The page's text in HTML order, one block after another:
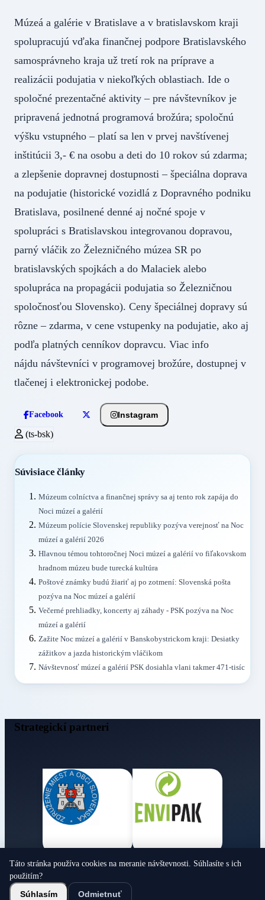
Múzeá a galérie v Bratislave a v bratislavskom kraji
spolupracujú vďaka finančnej podpore Bratislavského
samosprávneho kraja už tretí rok na príprave a
realizácii podujatia v niekoľkých oblastiach. Ide o
spoločné prezentačné aktivity – pre návštevníkov je
pripravená jednotná programová brožúra; spoločnú
výšku vstupného – platí sa len v prvej navštívenej
inštitúcii 3,- € na osobu a deti do 10 rokov sú zdarma;
a zlepšenie dopravnej dostupnosti – špeciálna doprava
na podujatie (historické vozidlá z Dopravného podniku
Bratislava, posilnené denné aj nočné spoje v
spolupráci s Bratislavskou integrovanou dopravou,
parný vláčik zo Železničného múzea SR po
bratislavských spojkách a do Malaciek alebo
spolupráca na propagácii podujatia so Železničnou
spoločnosťou Slovensko). Ceny špeciálnej dopravy sú
rôzne – zdarma, v cene vstupenky na podujatie, ako aj
podľa platných cenníkov dopravcu. Viac info
nájdu návštevníci v programovej brožúre, dostupnej v
tlačenej i elektronickej podobe.
Facebook Instagram
(ts-bsk)
Súvisiace články
Múzeum colníctva a finančnej správy sa aj tento rok zapája do
Noci múzeí a galérií
Múzeum polície Slovenskej republiky pozýva verejnosť na Noc
múzeí a galérií 2026
Hlavnou témou tohtoročnej Noci múzeí a galérií vo fiľakovskom
hradnom múzeu bude turecká kultúra
Poštové známky budú žiariť aj po zotmení: Slovenská pošta
pozýva na Noc múzeí a galérií
Večerné prehliadky, koncerty aj záhady - PSK pozýva na Noc
múzeí a galérií
Zažite Noc múzeí a galérií v Banskobystrickom kraji: Desiatky
zážitkov a jazda historickým vláčikom
Návštevnosť múzeí a galérií PSK dosiahla vlani takmer 471-tisíc
Strategickí partneri
Obecné noviny
© 2026 Všetky práva vyhradené
Táto stránka používa cookies na meranie návštevnosti. Súhlasíte s ich
použitím?
Súhlasím Odmietnuť